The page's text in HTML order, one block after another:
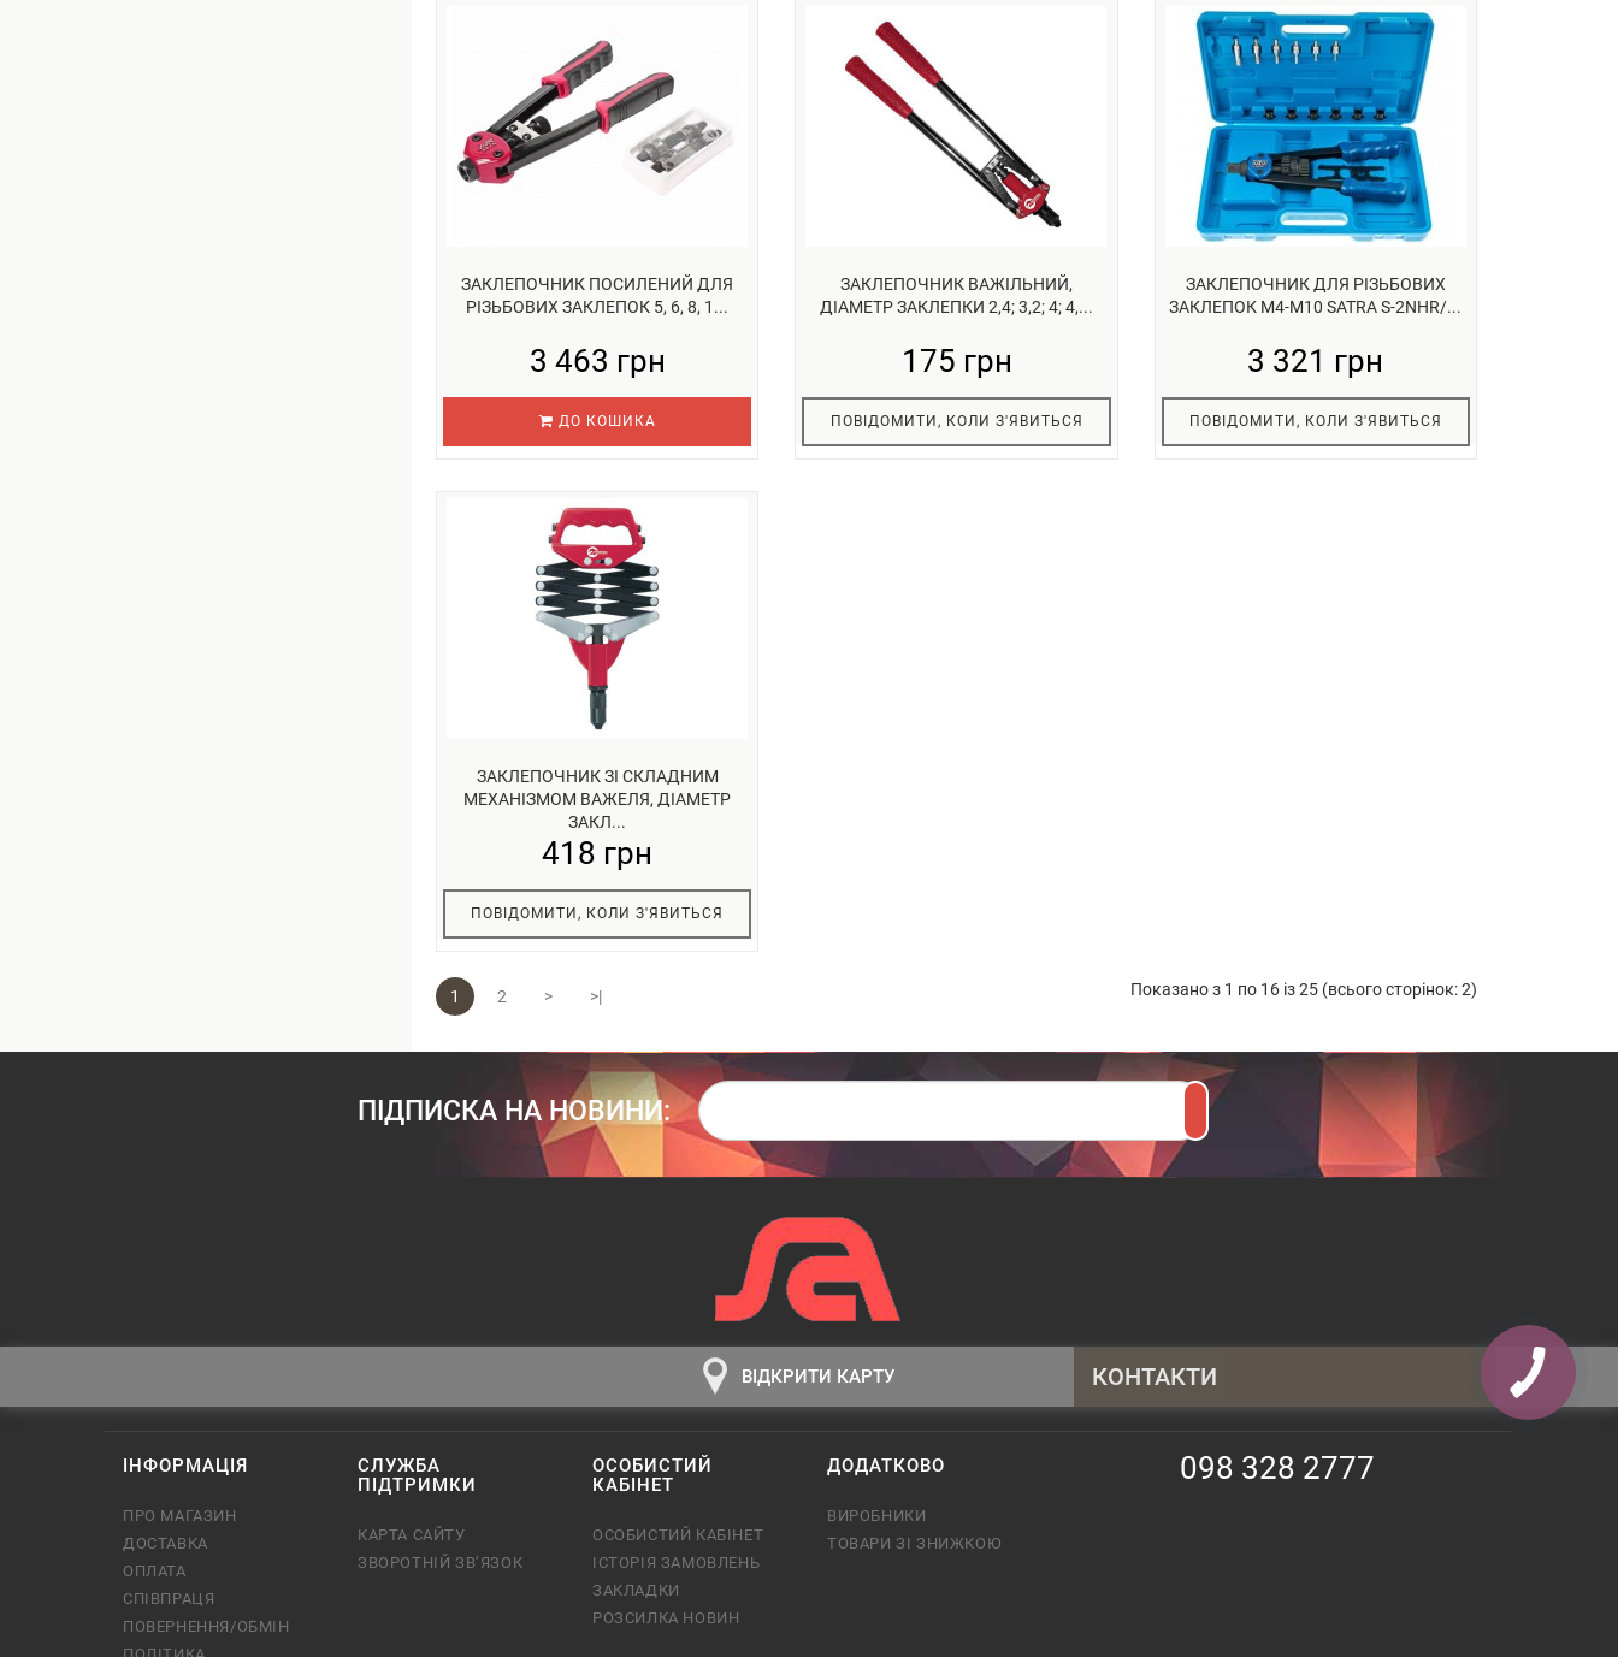
ЗАКЛЕПОЧНИК ПОСИЛЕНИЙ ДЛЯ
РІЗЬБОВИХ ЗАКЛЕПОК 5, 6, 8, 1...
3 463 грн
ДО КОШИКА
ЗАКЛЕПОЧНИК ВАЖІЛЬНИЙ,
ДІАМЕТР ЗАКЛЕПКИ 2,4; 3,2; 4; 4,...
175 грн
ПОВІДОМИТИ, КОЛИ З'ЯВИТЬСЯ
ЗАКЛЕПОЧНИК ДЛЯ РІЗЬБОВИХ
ЗАКЛЕПОК М4-М10 SATRA S-2NHR/...
3 321 грн
ПОВІДОМИТИ, КОЛИ З'ЯВИТЬСЯ
ЗАКЛЕПОЧНИК ЗІ СКЛАДНИМ
МЕХАНІЗМОМ ВАЖЕЛЯ, ДІАМЕТР
ЗАКЛ...
418 грн
ПОВІДОМИТИ, КОЛИ З'ЯВИТЬСЯ
1 2 > >| Показано з 1 по 16 із 25 (всього сторінок: 2)
ПІДПИСКА НА НОВИНИ:
ВІДКРИТИ КАРТУ КОНТАКТИ
098 328 2777
ІНФОРМАЦІЯ
ПРО МАГАЗИН
ДОСТАВКА
ОПЛАТА
СПІВПРАЦЯ
ПОВЕРНЕННЯ/ОБМІН
СЛУЖБА
ПІДТРИМКИ
КАРТА САЙТУ
ЗВОРОТНІЙ ЗВ’ЯЗОК
ОСОБИСТИЙ
КАБІНЕТ
ОСОБИСТИЙ КАБІНЕТ
ІСТОРІЯ ЗАМОВЛЕНЬ
ЗАКЛАДКИ
РОЗСИЛКА НОВИН
ДОДАТКОВО
ВИРОБНИКИ
ТОВАРИ ЗІ ЗНИЖКОЮ
098 328 2777